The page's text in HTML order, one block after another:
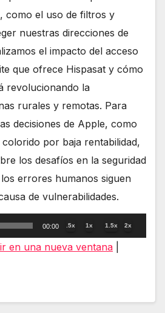
como el uso de filtros y
nuestras direcciones de
el impacto del acceso
que ofrece Hispasat y cómo
revolucionando la
rurales y remotas. Para
decisiones de Apple, como
por baja rentabilidad,
los desafíos en la seguridad
errores humanos siguen
de vulnerabilidades.
00:00 .5x 1x 1.5x 2x
en una nueva ventana